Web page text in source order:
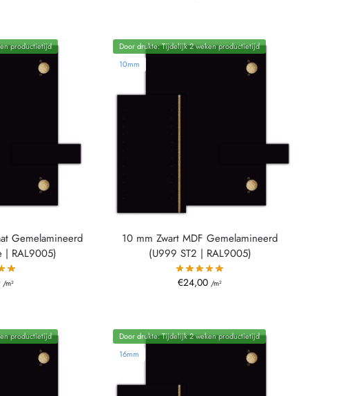
productietijd
Gemelamineerd
| RAL9005)
/m²
Door drukte: Tijdelijk 2 weken productietijd
10mm
10 mm Zwart MDF Gemelamineerd
(U999 ST2 | RAL9005)
€24,00 /m²
productietijd
Door drukte: Tijdelijk 2 weken productietijd
16mm